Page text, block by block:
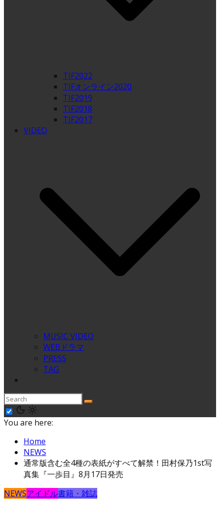
TIF2022
TIFオンライン2020
TIF2019
TIF2018
TIF2017
VIDEO
MUSIC VIDEO
WEBドラマ
PRESS
TAG
You are here:
Home
NEWS
通常版含む全4種の表紙がすべて解禁！田村保乃1st写
真集『一歩目』8月17日発売
NEWSアイドル書籍・雑誌